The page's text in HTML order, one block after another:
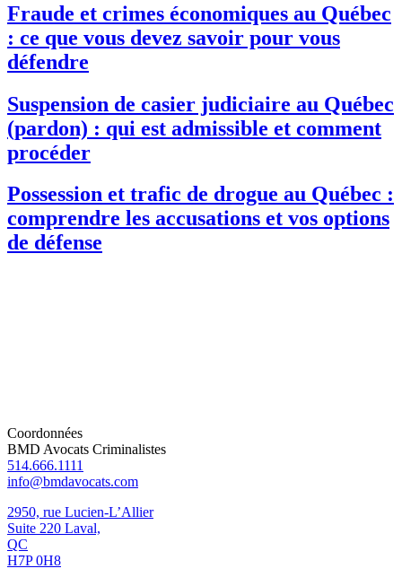
Fraude et crimes économiques au Québec
: ce que vous devez savoir pour vous
défendre
Suspension de casier judiciaire au Québec
(pardon) : qui est admissible et comment
procéder
Possession et trafic de drogue au Québec :
comprendre les accusations et vos options
de défense
Coordonnées
BMD Avocats Criminalistes
514.666.1111
info@bmdavocats.com
2950, rue Lucien-L’Allier
Suite 220 Laval,
QC
H7P 0H8